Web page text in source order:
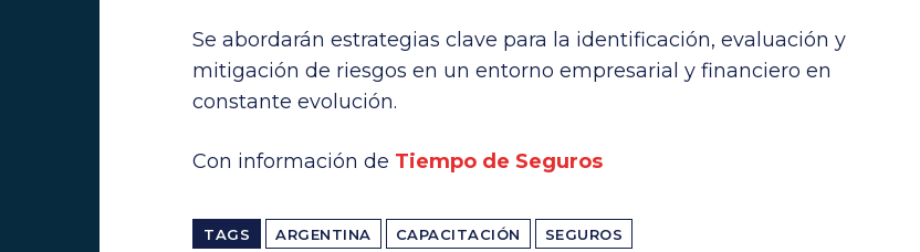
Se abordarán estrategias clave para la identificación, evaluación y
mitigación de riesgos en un entorno empresarial y financiero en
constante evolución.
Con información de Tiempo de Seguros
TAGS ARGENTINA CAPACITACIÓN SEGUROS